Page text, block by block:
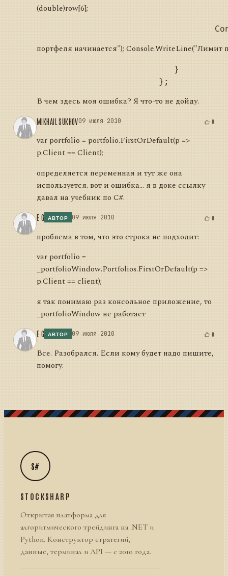
(double)row[6];
портфеля начинается"); Console.WriteLine("Лимит
                           }
В чем здесь моя ошибка? Я что-то не дойду.
MIKHAIL SUKHOV09 июля 2010 0
var portfolio = portfolio.FirstOrDefault(p =>
p.Client == Client);
определяется переменная и тут же она
используется. вот и ошибка... я в доке ссылку
давал на учебник по C#.
E G АВТОР 09 июля 2010 0
проблема в том, что это строка не подходит:
var portfolio =
_portfolioWindow.Portfolios.FirstOrDefault(p =>
p.Client == client);
я так понимаю раз консольное приложение, то
_portfolioWindow не работает
E G АВТОР 09 июля 2010 0
Все. Разобрался. Если кому будет надо пишите,
помогу.
S#
STOCKSHARP
Открытая платформа для
алгоритмического трейдинга на .NET и
Python. Конструктор стратегий,
данные, терминал и API — с 2010 года.